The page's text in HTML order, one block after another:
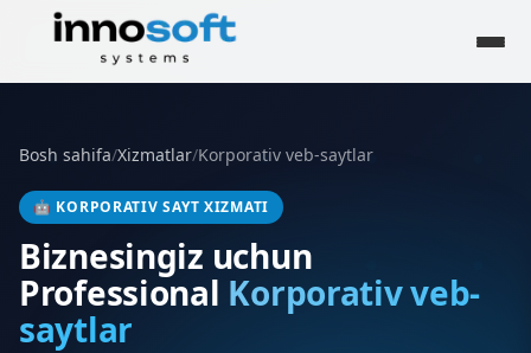
Bosh sahifa/Xizmatlar/Korporativ veb-saytlar
🤖 KORPORATIV SAYT XIZMATI
Biznesingiz uchun
Professional Korporativ veb-
saytlar